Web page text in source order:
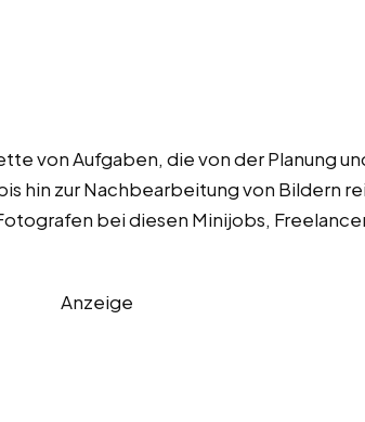
von Aufgaben, die von der Planung
hin zur Nachbearbeitung von Bildern
bei diesen Minijobs,
Anzeige